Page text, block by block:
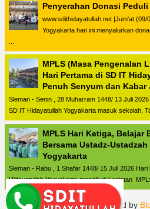
Penyerahan Donasi
www.sdithidayatullah.net |Jum'at (09/
Yogyakarta hari ini menyalurkan
MPLS (Masa Pengenalan
Hari Pertama di SD IT
Penuh Senyum dan Kabar
Sleman - Senin , 28 Muharram 1448/ 13 Juli
SD IT Hidayatullah Yogyakarta masuk sekolah.
MPLS Hari Ketiga, Belajar
Bersama Ustadz-
Yogyakarta
Sleman - Rabu , 1 Shafar 1448/ 15 Juli 2026
Hidayatullah Yogyakarta mengikuti kegiatan
Powered by